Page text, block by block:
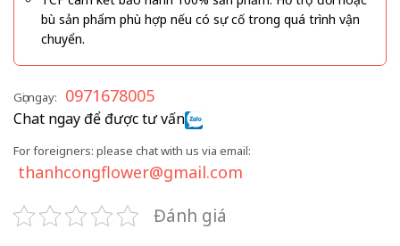
bù sản phẩm phù hợp nếu có sự cố trong quá trình vận
chuyển.
Gọi ngay: 0971678005
Chat ngay để được tư vấn
For foreigners: please chat with us via email:
thanhcongflower@gmail.com
Đánh giá